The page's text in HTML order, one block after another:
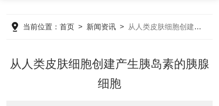
当前位置：首页 > 新闻资讯 > 从人类皮肤细胞创建产生胰岛素的胰腺细胞
从人类皮肤细胞创建产生胰岛素的胰腺
细胞